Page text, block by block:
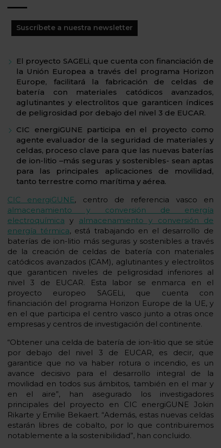
Suscríbete a nuestra newsletter
El proyecto SAGELi, que cuenta con financiación de
la Unión Europea a través del programa Horizon
Europe, facilitará la fabricación de celdas de
batería con materiales catódicos avanzados,
aglutinantes y electrolitos que garanticen índices
de peligrosidad por debajo del nivel 3 de EUCAR.
CIC energiGUNE participa en el proyecto como
agente evaluador de la seguridad de materiales y
celdas, proceso clave para que las nuevas baterías
de ion-litio –más seguras y sostenibles- sean aptas
para las principales aplicaciones de movilidad,
tanto terrestre como marítima y aérea.
CIC energiGUNE, centro de referencia vasco en
almacenamiento y conversión de energía
electroquímica y almacenamiento y conversión de
energía térmica, está trabajando en el desarrollo de
baterías de ion-litio más seguras y sostenibles a través
de la creación de celdas de batería con materiales
catódicos avanzados (CAM), aglutinantes y electrolitos
que garanticen niveles de peligrosidad inferiores al
nivel 3 de EUCAR. Esta labor se enmarca en el
proyecto europeo SAGELi, que cuenta con
financiación del programa Horizon Europe de la UE, y
en el que participa el centro vasco junto a otras once
empresas y centros de investigación del continente.
“Obtener una celda de batería de ion-litio que se sitúe
por debajo del nivel 3 de EUCAR, es decir, que
garantice que no va haber rotura o incendio, es un
avance decisivo para el desarrollo integral de la
movilidad en todos sus ámbitos, también en el mar y
en el aire”, han asegurado los investigadores
principales del proyecto en CIC energiGUNE Jokin
Rikarte y Emilie Bekaert. “Además, estas nuevas celdas
estarán libres de cobalto, por lo que contribuiremos
notablemente a la sostenibilidad”, han concluido.